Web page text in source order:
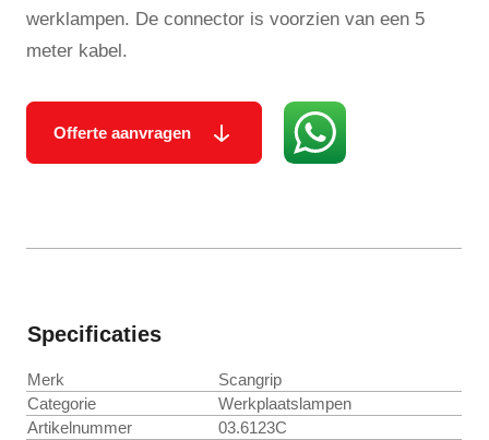
werklampen. De connector is voorzien van een 5
meter kabel.
Offerte aanvragen
Specificaties
Merk
Scangrip
Categorie
Werkplaatslampen
Artikelnummer
03.6123C